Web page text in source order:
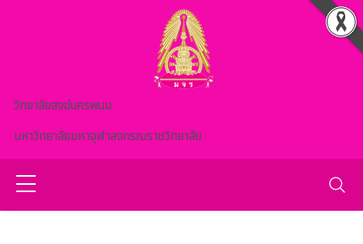
วิทยาลัยสงฆ์นครพนม
มหาวิทยาลัยมหาจุฬาลงกรณราชวิทยาลัย